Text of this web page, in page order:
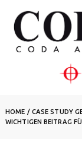
HOME / CASE STUDY
WICHTIGEN BEITRAG